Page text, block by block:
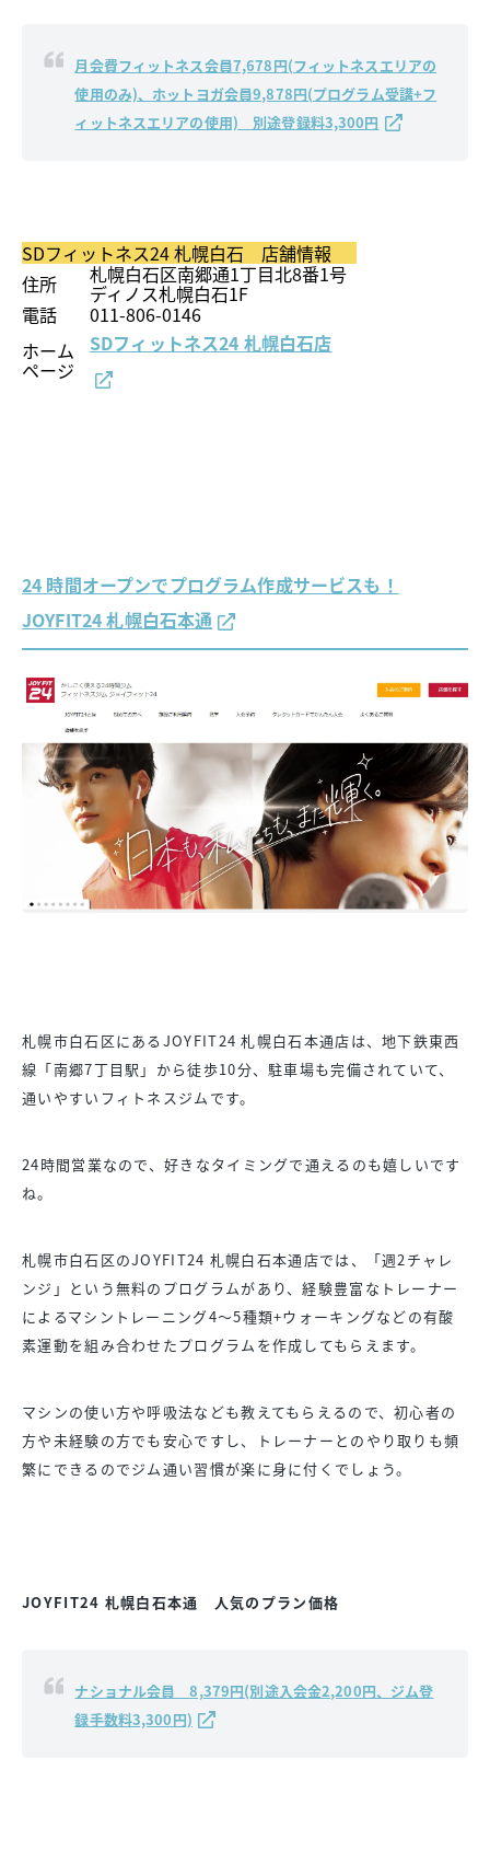
月会費フィットネス会員7,678円(フィットネスエリアの
使用のみ)、ホットヨガ会員9,878円(プログラム受講+フ
ィットネスエリアの使用) 別途登録料3,300円
SDフィットネス24 札幌白石 店舗情報
住所
札幌白石区南郷通1丁目北8番1号
ディノス札幌白石1F
電話
011-806-0146
ホーム
ページ
SDフィットネス24 札幌白石店
24 時間オープンでプログラム作成サービスも！
JOYFIT24 札幌白石本通
札幌市白石区にあるJOYFIT24 札幌白石本通店は、地下鉄東西
線「南郷7丁目駅」から徒歩10分、駐車場も完備されていて、
通いやすいフィトネスジムです。
24時間営業なので、好きなタイミングで通えるのも嬉しいです
ね。
札幌市白石区のJOYFIT24 札幌白石本通店では、「週2チャレ
ンジ」という無料のプログラムがあり、経験豊富なトレーナー
によるマシントレーニング4〜5種類+ウォーキングなどの有酸
素運動を組み合わせたプログラムを作成してもらえます。
マシンの使い方や呼吸法なども教えてもらえるので、初心者の
方や未経験の方でも安心ですし、トレーナーとのやり取りも頻
繁にできるのでジム通い習慣が楽に身に付くでしょう。
JOYFIT24 札幌白石本通 人気のプラン価格
ナショナル会員 8,379円(別途入会金2,200円、ジム登
録手数料3,300円)